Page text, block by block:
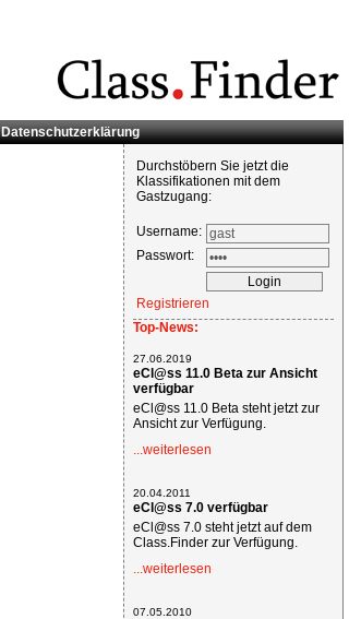
Datenschutzerklärung
Durchstöbern Sie jetzt die
Klassifikationen mit dem
Gastzugang:
Username:
Passwort:
Registrieren
Top-News:
27.06.2019
eCl@ss 11.0 Beta zur Ansicht
verfügbar
eCl@ss 11.0 Beta steht jetzt zur
Ansicht zur Verfügung.
...weiterlesen
20.04.2011
eCl@ss 7.0 verfügbar
eCl@ss 7.0 steht jetzt auf dem
Class.Finder zur Verfügung.
...weiterlesen
07.05.2010